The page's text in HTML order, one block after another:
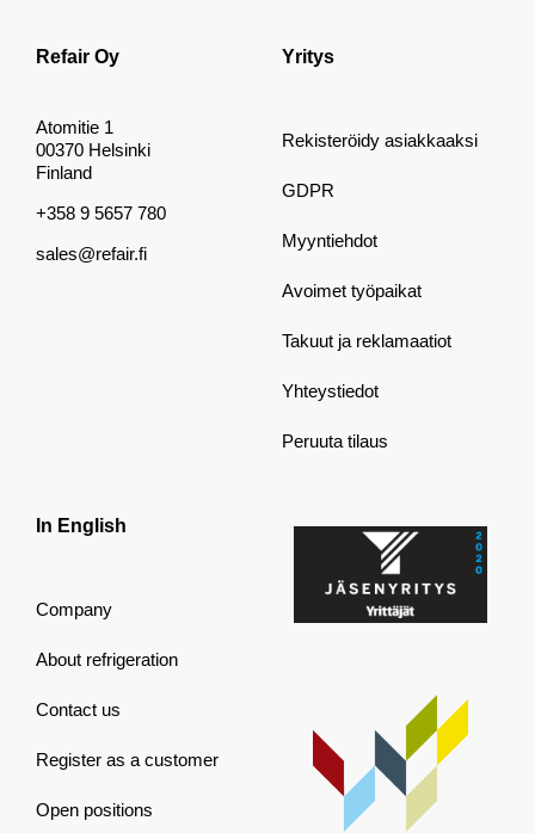
Refair Oy
Atomitie 1
00370 Helsinki
Finland
+358 9 5657 780
sales@refair.fi
Yritys
Rekisteröidy asiakkaaksi
GDPR
Myyntiehdot
Avoimet työpaikat
Takuut ja reklamaatiot
Yhteystiedot
Peruuta tilaus
In English
Company
About refrigeration
Contact us
Register as a customer
Open positions